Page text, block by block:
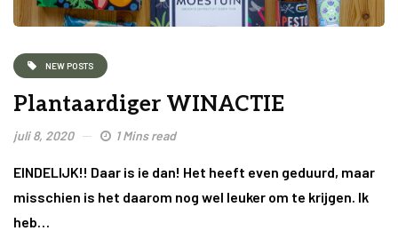
NEW POSTS
Plantaardiger WINACTIE
juli 8, 2020 1 Mins read
EINDELIJK!! Daar is ie dan! Het heeft even geduurd, maar
misschien is het daarom nog wel leuker om te krijgen. Ik
heb…